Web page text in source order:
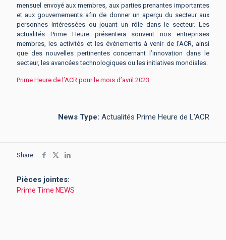
mensuel envoyé aux membres, aux parties prenantes importantes
et aux gouvernements afin de donner un aperçu du secteur aux
personnes intéressées ou jouant un rôle dans le secteur. Les
actualités Prime Heure présentera souvent nos entreprises
membres, les activités et les événements à venir de l’ACR, ainsi
que des nouvelles pertinentes concernant l’innovation dans le
secteur, les avancées technologiques ou les initiatives mondiales.
Prime Heure de l’ACR pour le mois d’avril 2023
News Type: Actualités Prime Heure de L'ACR
Share
Pièces jointes:
Prime Time NEWS